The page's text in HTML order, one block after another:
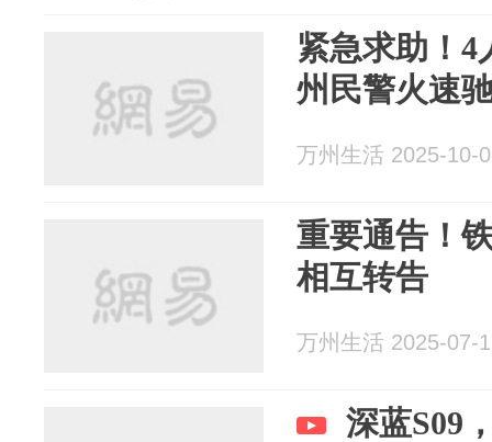
紧急求助！4
州民警火速
万州生活 2025-10-
重要通告！
相互转告
万州生活 2025-07-
深蓝S09